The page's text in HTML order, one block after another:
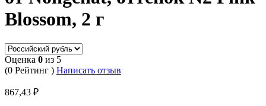
Blossom, 2 г
Оценка 0 из 5
(0 Рейтинг ) Написать отзыв
867,43 ₽